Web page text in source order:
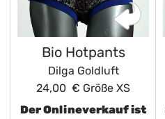
Bio Hotpants
Dilga Goldluft
24,00 € Größe XS
Der Onlineverkauf ist